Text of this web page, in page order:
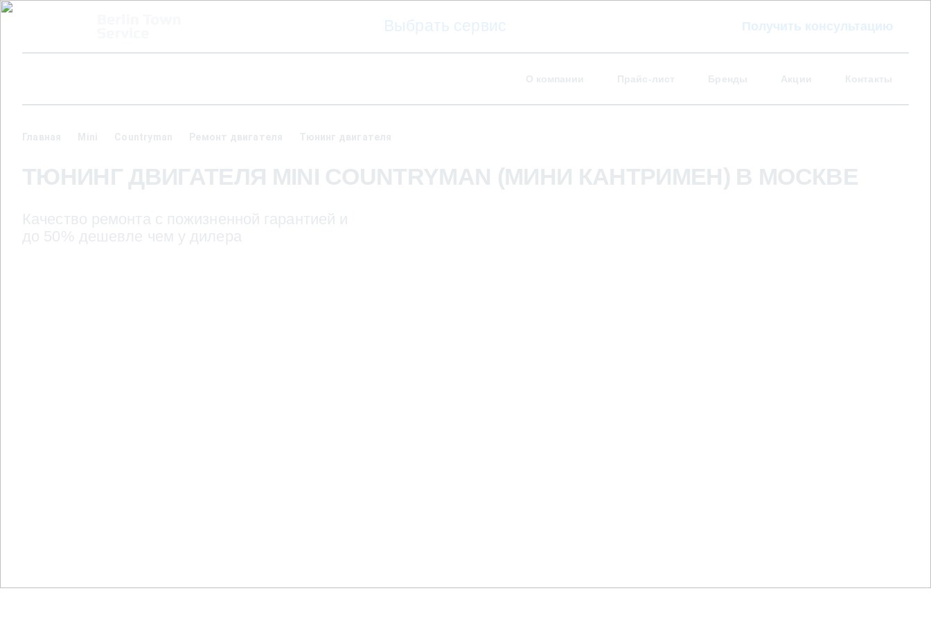
Выбрать сервис Получить консультацию
О компании Прайс-лист Бренды Акции Контакты
Главная Mini Countryman Ремонт двигателя Тюнинг двигателя
ТЮНИНГ ДВИГАТЕЛЯ MINI COUNTRYMAN (МИНИ КАНТРИМЕН) В МОСКВЕ
Качество ремонта с пожизненной гарантией и
до 50% дешевле чем у дилера